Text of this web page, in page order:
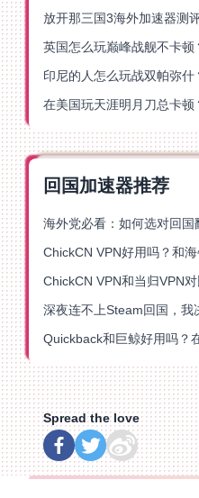
回国加速器推荐
深夜连不上Steam回国，我
Spread the love